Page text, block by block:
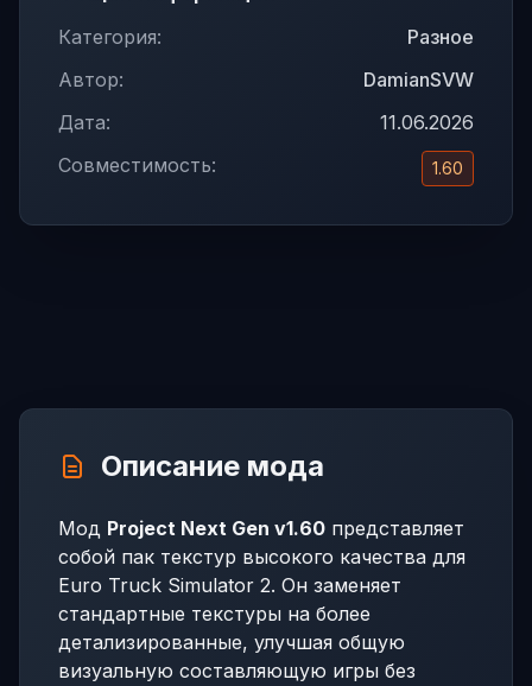
Категория:
Разное
Автор:
DamianSVW
Дата:
11.06.2026
Совместимость:
1.60
Описание мода
Мод Project Next Gen v1.60 представляет
собой пак текстур высокого качества для
Euro Truck Simulator 2. Он заменяет
стандартные текстуры на более
детализированные, улучшая общую
визуальную составляющую игры без